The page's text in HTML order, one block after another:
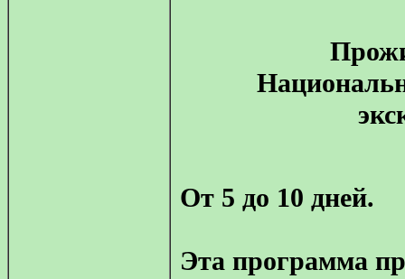
От 5 до 10 дней.
Эта программа